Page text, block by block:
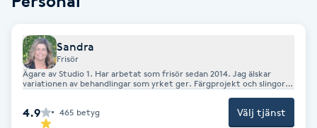
Fransfärgning
Fransförlängning
Sandra
Frisör
Ägare av Studio 1. Har arbetat som frisör sedan 2014. Jag älskar
variationen av behandlingar som yrket ger. Färgprojekt och slingor
4.9 465 betyg Välj tjänst